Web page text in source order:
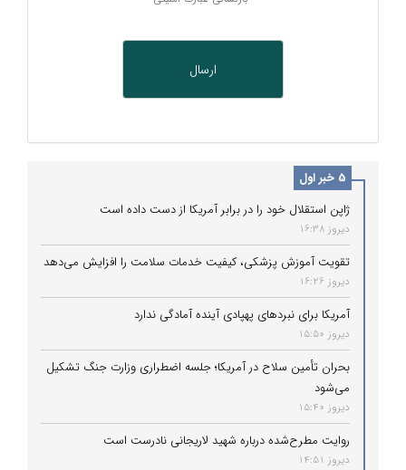
5 خبر اول
ژاپن استقلال خود را در برابر آمریکا از دست داده است
دیروز 16:38
تقویت آموزش پزشکی، کیفیت خدمات سلامت را افزایش می‌دهد
دیروز 16:26
آمریکا برای نبردهای پهپادی آینده آمادگی ندارد
دیروز 15:50
بحران تأمین سلاح در آمریکا؛ جلسه اضطراری وزارت جنگ تشکیل
می‌شود
دیروز 15:40
روایت مطرح‌شده درباره شهید لاریجانی نادرست است
دیروز 14:51